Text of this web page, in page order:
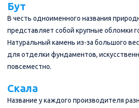
Бут
В честь одноименного названия
представляет собой крупные обломки
Натуральный камень из-за большого
для отделки фундаментов,
повсеместно.
Скала
Название у каждого производителя